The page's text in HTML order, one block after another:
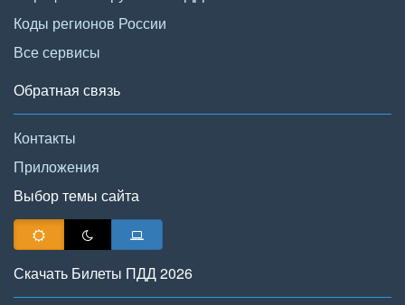
Коды регионов России
Все сервисы
Обратная связь
Контакты
Приложения
Выбор темы сайта
Скачать Билеты ПДД 2026